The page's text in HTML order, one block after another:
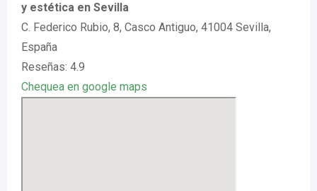
y estética en Sevilla
C. Federico Rubio, 8, Casco Antiguo, 41004 Sevilla,
España
Reseñas: 4.9
Chequea en google maps